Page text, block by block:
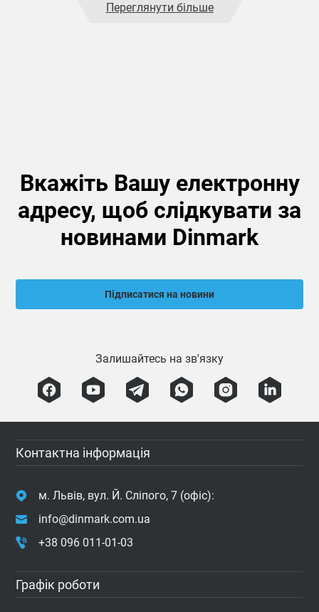
Переглянути більше
Вкажіть Вашу електронну
адресу, щоб слідкувати за
новинами Dinmark
Підписатися на новини
Залишайтесь на зв'язку
Контактна інформація
м. Львів, вул. Й. Сліпого, 7 (офіс):
info@dinmark.com.ua
+38 096 011-01-03
Графік роботи